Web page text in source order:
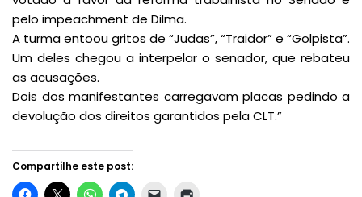
pelo impeachment de Dilma.
A turma entoou gritos de “Judas”, “Traidor” e “Golpista”.
Um deles chegou a interpelar o senador, que rebateu
as acusações.
Dois dos manifestantes carregavam placas pedindo a
devolução dos direitos garantidos pela CLT.”
Compartilhe este post: